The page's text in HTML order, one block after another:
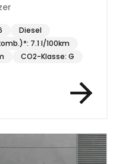
Diesel
7.1 l/100km
CO2-Klasse: G